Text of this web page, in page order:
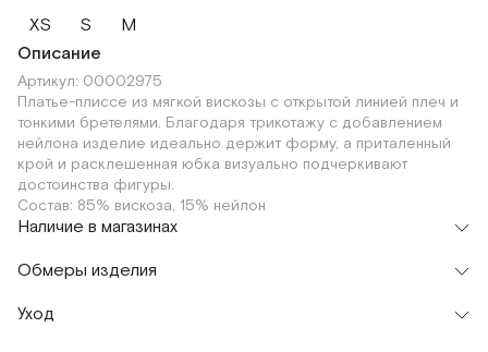
XS S
M
Описание
Артикул: 00002975
Платье-плиссе из мягкой вискозы с открытой линией плеч и
тонкими бретелями. Благодаря трикотажу с добавлением
нейлона изделие идеально держит форму, а приталенный
крой и расклешенная юбка визуально подчеркивают
достоинства фигуры.
Состав: 85% вискоза, 15% нейлон
Наличие в магазинах
Флагман
г. Москва, Малая Бронная 16
M
г. Москва, Малая Бронная 24/3
SM
Обмеры изделия
Мерки, см
Уход